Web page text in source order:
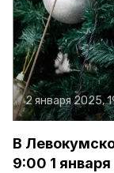
2 января 2025,
В
9:00 1